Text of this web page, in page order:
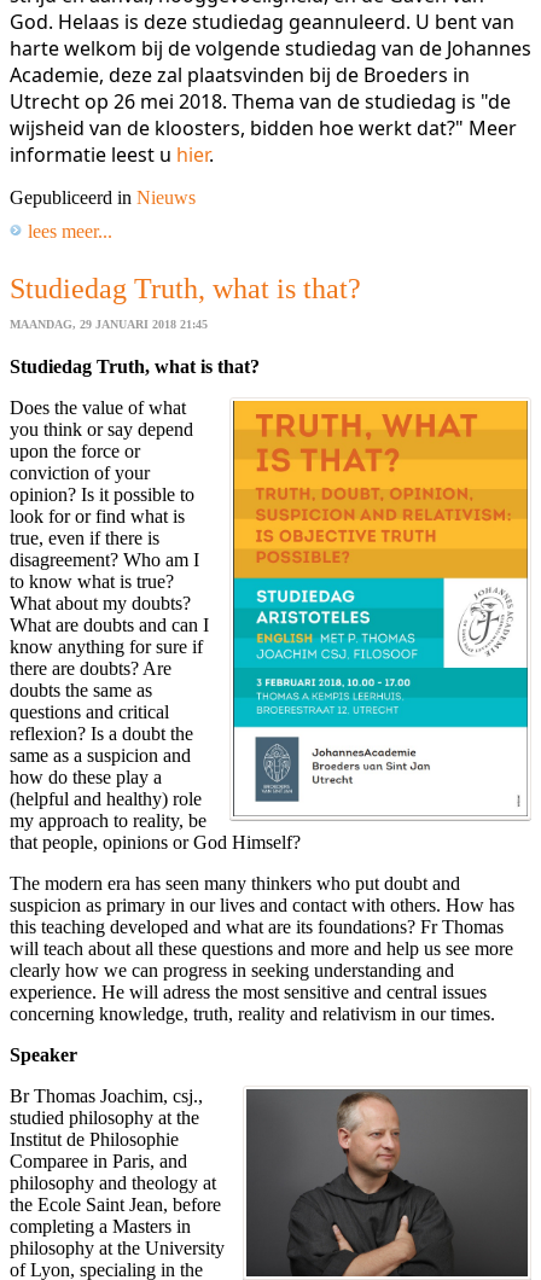
God. Helaas is deze studiedag geannuleerd. U bent van
harte welkom bij de volgende studiedag van de Johannes
Academie, deze zal plaatsvinden bij de Broeders in
Utrecht op 26 mei 2018. Thema van de studiedag is "de
wijsheid van de kloosters, bidden hoe werkt dat?" Meer
informatie leest u hier.
Gepubliceerd in Nieuws
lees meer...
Studiedag Truth, what is that?
MAANDAG, 29 JANUARI 2018 21:45
Studiedag Truth, what is that?
Does the value of what
you think or say depend
upon the force or
conviction of your
opinion? Is it possible to
look for or find what is
true, even if there is
disagreement? Who am I
to know what is true?
What about my doubts?
What are doubts and can I
know anything for sure if
there are doubts? Are
doubts the same as
questions and critical
reflexion? Is a doubt the
same as a suspicion and
how do these play a
(helpful and healthy) role
my approach to reality, be
that people, opinions or God Himself?
The modern era has seen many thinkers who put doubt and
suspicion as primary in our lives and contact with others. How has
this teaching developed and what are its foundations? Fr Thomas
will teach about all these questions and more and help us see more
clearly how we can progress in seeking understanding and
experience. He will adress the most sensitive and central issues
concerning knowledge, truth, reality and relativism in our times.
Speaker
Br Thomas Joachim, csj.,
studied philosophy at the
Institut de Philosophie
Comparee in Paris, and
philosophy and theology at
the Ecole Saint Jean, before
completing a Masters in
philosophy at the University
of Lyon, specialing in the